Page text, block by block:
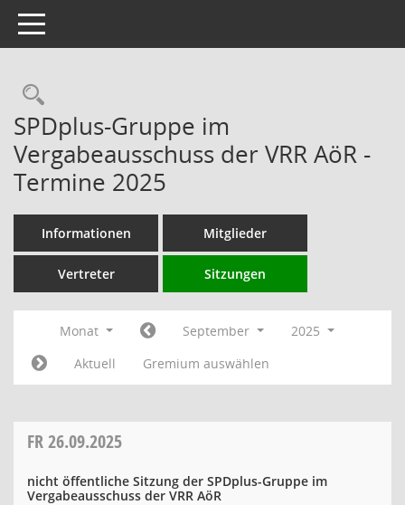
Toggle navigation
Rechercheauswahl
SPDplus-Gruppe im
Vergabeausschuss der VRR AöR -
Termine 2025
Informationen Mitglieder
Vertreter Sitzungen
Monat September
2025
Aktuell
Gremium auswählen
FR26.09.2025
nicht öffentliche Sitzung der SPDplus-Gruppe im
Vergabeausschuss der VRR AöR